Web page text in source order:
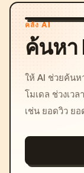
คลัง AI
ค้นหา
ให้ AI ช่วยค้น
โมเดล ช่วงเว
เช่น ยอดวิว ย